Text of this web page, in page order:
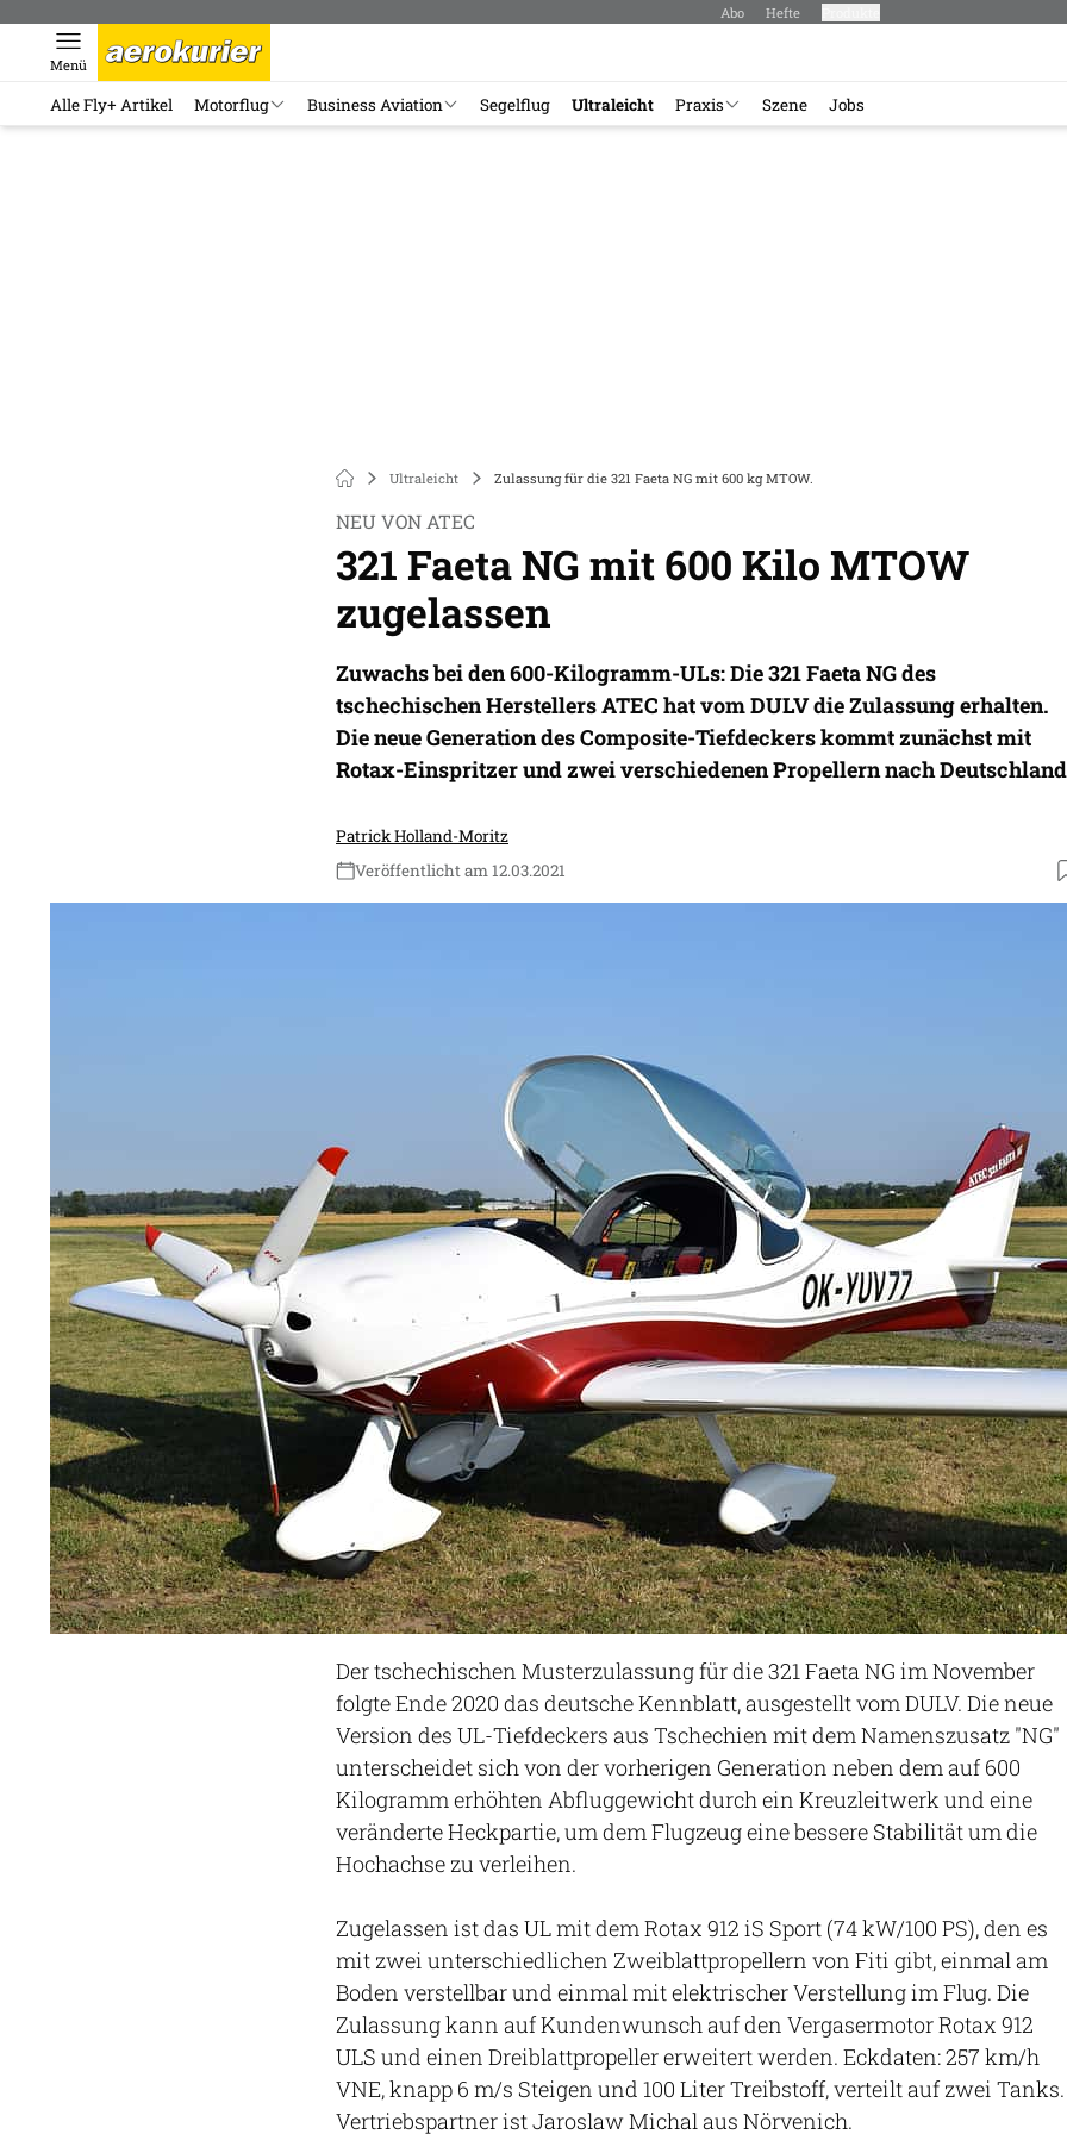
Abo Hefte
Menü
Alle Fly+ Artikel Motorflug Business Aviation Segelflug Ultraleicht Praxis Szene Jobs
Ultraleicht Zulassung für die 321 Faeta NG mit 600 kg MTOW.
NEU VON ATEC
321 Faeta NG mit 600 Kilo MTOW
zugelassen
Zuwachs bei den 600-Kilogramm-ULs: Die 321 Faeta NG des
tschechischen Herstellers ATEC hat vom DULV die Zulassung erhalten.
Die neue Generation des Composite-Tiefdeckers kommt zunächst mit
Rotax-Einspritzer und zwei verschiedenen Propellern nach
Patrick Holland-Moritz
Veröffentlicht am 12.03.2021
Der tschechischen Musterzulassung für die 321 Faeta NG im November
folgte Ende 2020 das deutsche Kennblatt, ausgestellt vom DULV. Die neue
Version des UL-Tiefdeckers aus Tschechien mit dem Namenszusatz "NG"
unterscheidet sich von der vorherigen Generation neben dem auf 600
Kilogramm erhöhten Abfluggewicht durch ein Kreuzleitwerk und eine
veränderte Heckpartie, um dem Flugzeug eine bessere Stabilität um die
Hochachse zu verleihen.
Zugelassen ist das UL mit dem Rotax 912 iS Sport (74 kW/100 PS), den es
mit zwei unterschiedlichen Zweiblattpropellern von Fiti gibt, einmal am
Boden verstellbar und einmal mit elektrischer Verstellung im Flug. Die
Zulassung kann auf Kundenwunsch auf den Vergasermotor Rotax 912
ULS und einen Dreiblattpropeller erweitert werden. Eckdaten: 257 km/h
VNE, knapp 6 m/s Steigen und 100 Liter Treibstoff, verteilt auf zwei Tanks.
Vertriebspartner ist Jaroslaw Michal aus Nörvenich.